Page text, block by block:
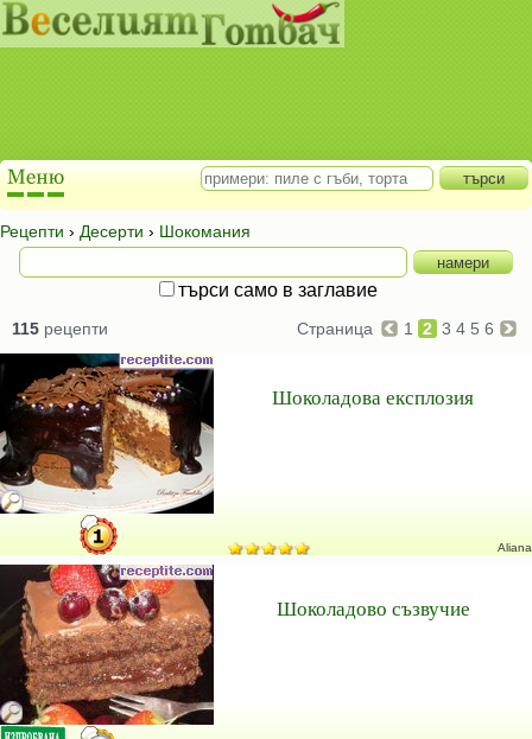
Рецепти › Десерти › Шокомания
търси само в заглавие
115 рецепти Страница 1 2 3 4 5 6
Шоколадова експлозия
Aliana
Шоколадово съзвучие